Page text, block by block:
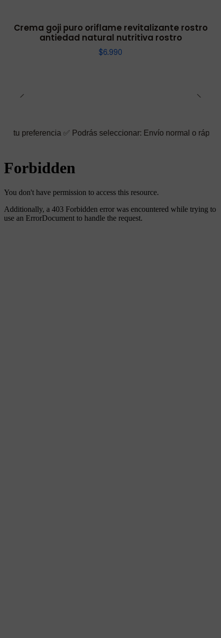
Crema goji puro oriflame revitalizante rostro
antiedad natural nutritiva rostro
$6.990
✅ Podrás seleccionar: Envío normal o rápido ☑️